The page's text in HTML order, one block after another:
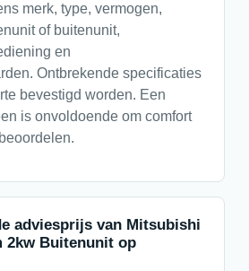
merk, type, vermogen,
of buitenunit,
en
Ontbrekende specificaties
bevestigd worden. Een
is onvoldoende om comfort
adviesprijs van Mitsubishi
2kw Buitenunit op